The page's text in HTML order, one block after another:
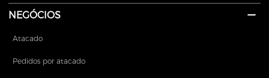
NEGÓCIOS
Atacado
Pedidos por atacado